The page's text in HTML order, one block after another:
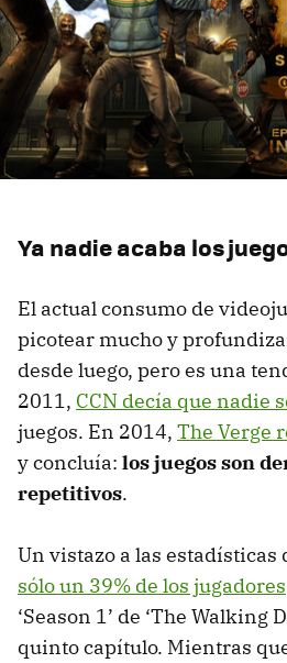
Ya nadie acaba los
El actual consumo de
picotear mucho y
desde luego, pero es una
2011, CCN decía que nadie
juegos. En 2014, The Verge
y concluía: los juegos son
repetitivos.
Un vistazo a las estadísticas
sólo un 39% de los jugadores
‘Season 1’ de ‘The Walking
quinto capítulo. Mientras